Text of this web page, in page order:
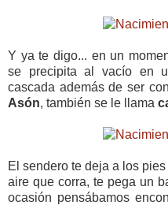
Y ya te digo... en un
se precipita al vacío en
cascada además de ser
Asón, también se le llama
El sendero te deja a los
aire que corra, te pega un
ocasión pensábamos